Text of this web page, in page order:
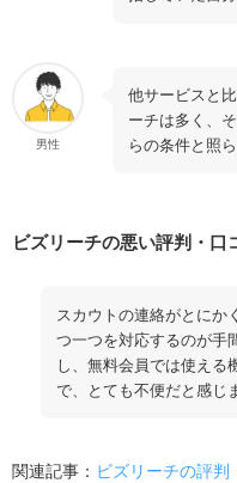
男性
他サービスと
ーチは多く、
らの条件と照
ビズリーチの悪い評判・口
スカウトの連絡がとにか
つ一つを対応するのが手
し、無料会員では使える
で、とても不便だと感じ
関連記事： ビズリーチの評判